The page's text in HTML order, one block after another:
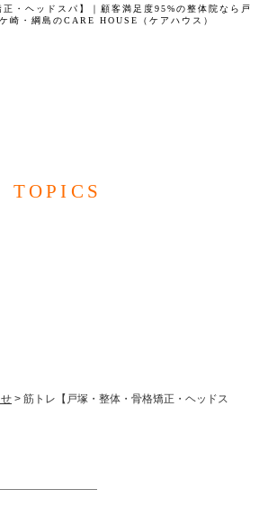
・ヘッドスパ】｜顧客満足度95%の整体院なら戸
崎・綱島のCARE HOUSE（ケアハウス）
TOPICS
> 筋トレ【戸塚・整体・骨格矯正・ヘッドス